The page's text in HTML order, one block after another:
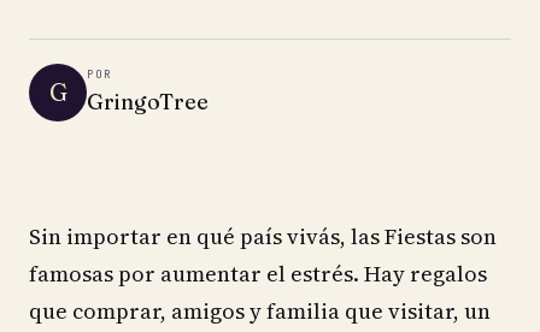
G
POR
GringoTree
Sin importar en qué país vivás, las Fiestas son
famosas por aumentar el estrés. Hay regalos
que comprar, amigos y familia que visitar, un